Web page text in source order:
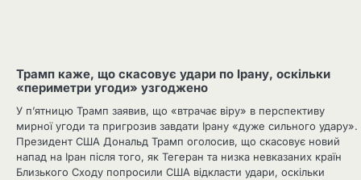
Трамп каже, що скасовує удари по Ірану, оскільки
«периметри угоди» узгоджено
У п’ятницю Трамп заявив, що «втрачає віру» в перспективу
мирної угоди та пригрозив завдати Ірану «дуже сильного удару».
Президент США Дональд Трамп оголосив, що скасовує новий
напад на Іран після того, як Тегеран та низка невказаних країн
Близького Сходу попросили США відкласти удари, оскільки